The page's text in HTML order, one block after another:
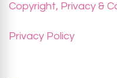
Copyright, Privacy &
Privacy Policy